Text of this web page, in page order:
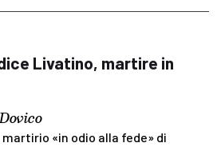
Livatino, martire in
«in odio alla fede» di